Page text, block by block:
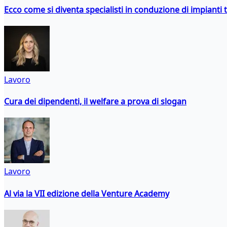
Ecco come si diventa specialisti in conduzione di impianti
Lavoro
Cura dei dipendenti, il welfare a prova di slogan
Lavoro
Al via la VII edizione della Venture Academy